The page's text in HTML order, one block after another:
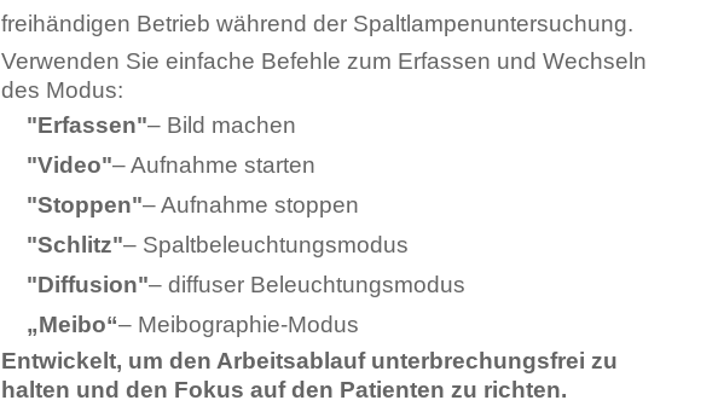
freihändigen Betrieb während der Spaltlampenuntersuchung.
Verwenden Sie einfache Befehle zum Erfassen und Wechseln
des Modus:
"Erfassen"– Bild machen
"Video"– Aufnahme starten
"Stoppen"– Aufnahme stoppen
"Schlitz"– Spaltbeleuchtungsmodus
"Diffusion"– diffuser Beleuchtungsmodus
„Meibo“– Meibographie-Modus
Entwickelt, um den Arbeitsablauf unterbrechungsfrei zu
halten und den Fokus auf den Patienten zu richten.